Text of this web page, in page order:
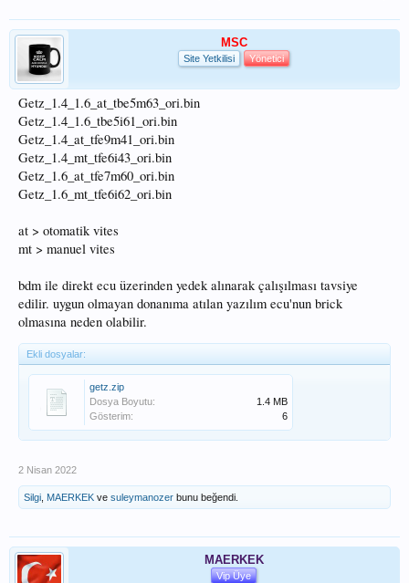
MSC
Site Yetkilisi Yönetici
Getz_1.4_1.6_at_tbe5m63_ori.bin
Getz_1.4_1.6_tbe5i61_ori.bin
Getz_1.4_at_tfe9m41_ori.bin
Getz_1.4_mt_tfe6i43_ori.bin
Getz_1.6_at_tfe7m60_ori.bin
Getz_1.6_mt_tfe6i62_ori.bin
at > otomatik vites
mt > manuel vites
bdm ile direkt ecu üzerinden yedek alınarak çalışılması tavsiye
edilir. uygun olmayan donanıma atılan yazılım ecu'nun brick
olmasına neden olabilir.
Ekli dosyalar:
getz.zip
Dosya Boyutu:
1.4 MB
Gösterim:
6
2 Nisan 2022
Silgi MAERKEK ve suleymanozer bunu beğendi.
MAERKEK
Vip Üye